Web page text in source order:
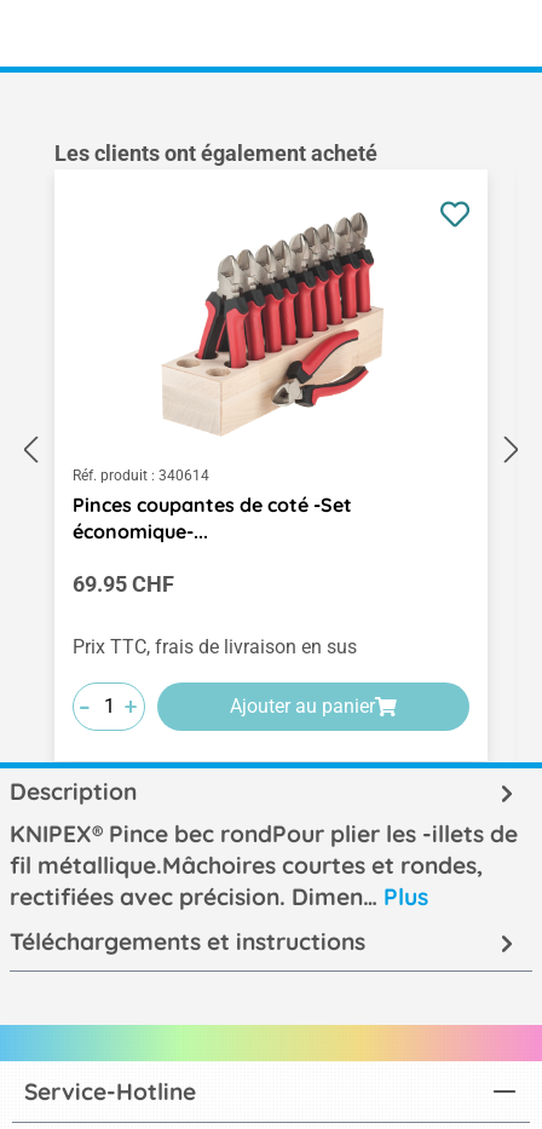
Ignorer la galerie de produits
Les clients ont également acheté
Réf. produit : 340614
Pinces coupantes de coté -Set
économique-...
Prix régulier :
69.95 CHF
Prix TTC, frais de livraison en sus
-
-
- +
+
+ Ajouter au panier
Description
KNIPEX® Pince bec rondPour plier les -illets de
fil métallique.Mâchoires courtes et rondes,
rectifiées avec précision. Dimen… Plus
Téléchargements et instructions
Service-Hotline